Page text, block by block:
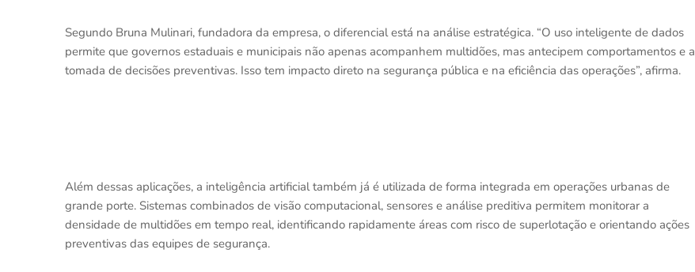
Segundo Bruna Mulinari, fundadora da empresa, o diferencial está na análise estratégica. “O uso inteligente de dados
permite que governos estaduais e municipais não apenas acompanhem multidões, mas antecipem comportamentos e a
tomada de decisões preventivas. Isso tem impacto direto na segurança pública e na eficiência das operações”, afirma.
Além dessas aplicações, a inteligência artificial também já é utilizada de forma integrada em operações urbanas de
grande porte. Sistemas combinados de visão computacional, sensores e análise preditiva permitem monitorar a
densidade de multidões em tempo real, identificando rapidamente áreas com risco de superlotação e orientando ações
preventivas das equipes de segurança.